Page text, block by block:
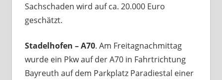
Sachschaden wird auf ca. 20.000 Euro
geschätzt.
Stadelhofen – A70. Am Freitagnachmittag
wurde ein Pkw auf der A70 in Fahrtrichtung
Bayreuth auf dem Parkplatz Paradiestal einer